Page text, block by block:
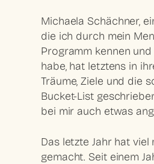
Michaela Schächner,
die ich durch mein
Programm kennen
habe, hat letztens in
Träume,Ziele und die
Bucket-List
bei mir auch etwas
Das letzte Jahr hat viel
gemacht. Seit einem